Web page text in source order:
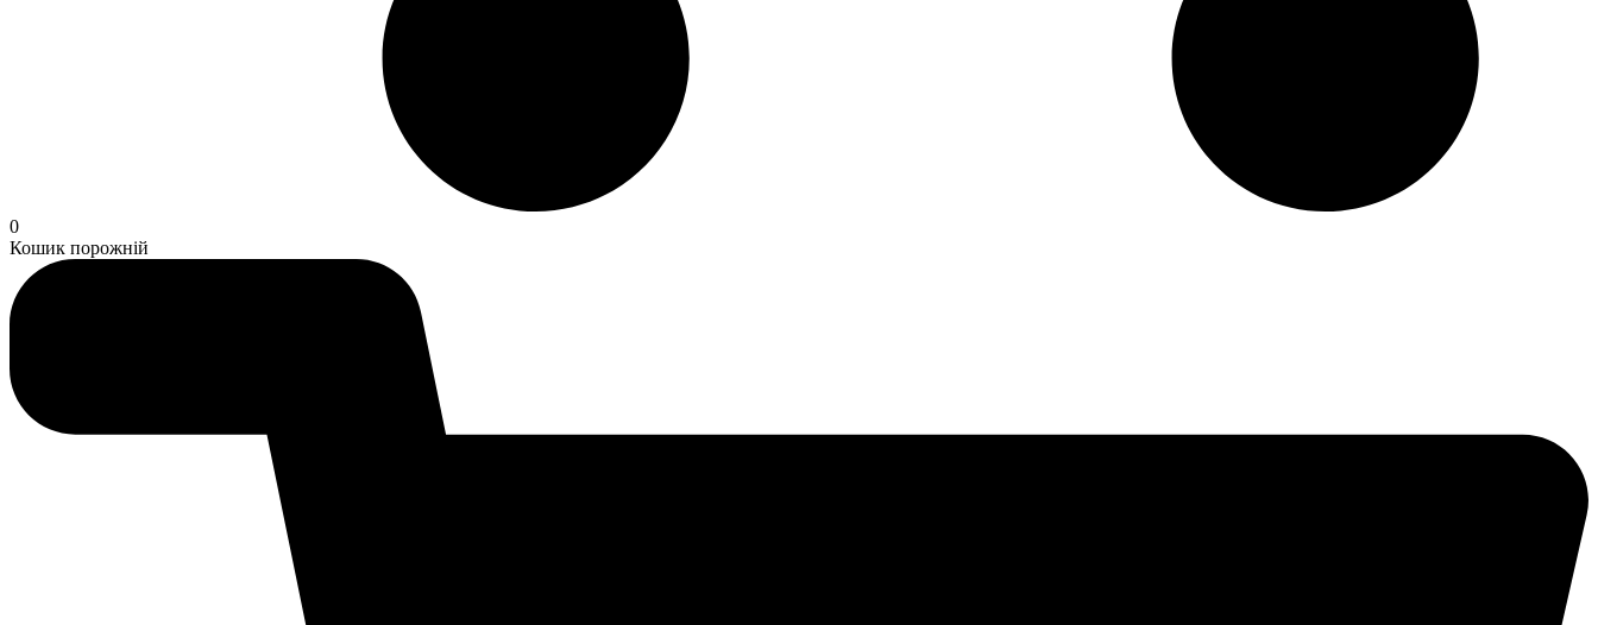
0
Кошик порожній